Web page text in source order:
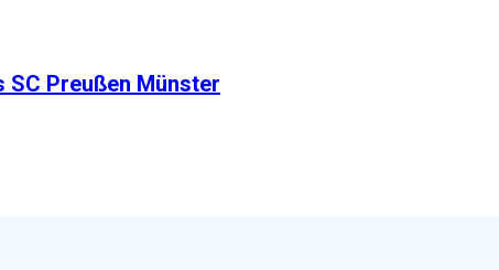
Preußen Münster